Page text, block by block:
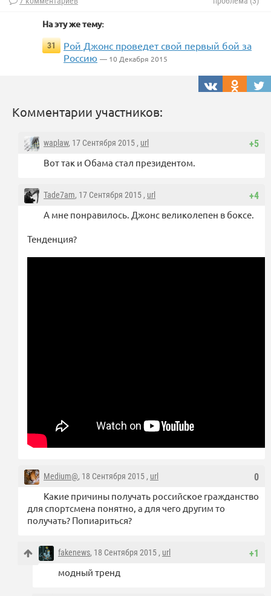
На эту же тему:
31
Рой Джонс проведет свой первый бой за
Россию — 10 Декабря 2015
Комментарии участников:
+5
waplaw, 17 Сентября 2015 , url
Вот так и Обама стал президентом.
+4
Tade7am, 17 Сентября 2015 , url
А мне понравилось. Джонс великолепен в боксе.
Тенденция?
0
Medium@, 18 Сентября 2015 , url
Какие причины получать российское гражданство
для спортсмена понятно, а для чего другим то
получать? Попиариться?
+1
fakenews, 18 Сентября 2015 , url
модный тренд